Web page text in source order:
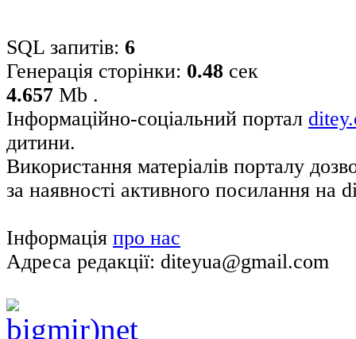
SQL запитів: 6
Генерація сторінки: 0.48 сек
4.657 Mb .
Інформаційно-соціальний портал
дитини.
Використання матеріалів порталу
за наявності активного посилання на
Інформація про нас
Адреса редакції: diteyua@gmail.com